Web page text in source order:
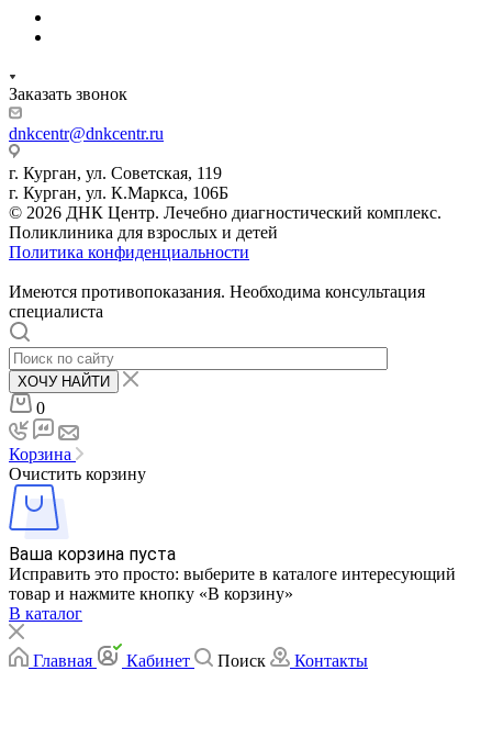
Заказать звонок
dnkcentr@dnkcentr.ru
г. Курган, ул. Советская, 119
г. Курган, ул. К.Маркса, 106Б
© 2026 ДНК Центр. Лечебно диагностический комплекс.
Поликлиника для взрослых и детей
Политика конфиденциальности
Имеются противопоказания. Необходима консультация
специалиста
ХОЧУ НАЙТИ
0
Корзина
Очистить корзину
Ваша корзина пуста
Исправить это просто: выберите в каталоге интересующий
товар и нажмите кнопку «В корзину»
В каталог
Главная Кабинет Поиск Контакты